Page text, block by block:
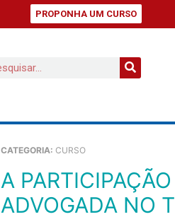
PROPONHA UM CURSO
CATEGORIA:CURSO
A PARTICIPAÇÃO DO NOVO ADVOGADO E
ADVOGADA NO